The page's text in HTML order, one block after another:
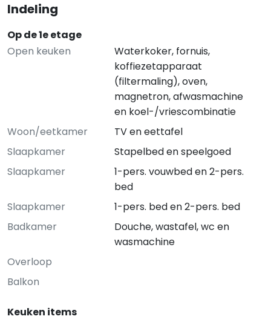
Indeling
Op de 1e etage
Open keuken
Waterkoker, fornuis,
koffiezetapparaat
(filtermaling), oven,
magnetron, afwasmachine
en koel-/vriescombinatie
Woon/eetkamer
TV en eettafel
Slaapkamer
Stapelbed en speelgoed
Slaapkamer
1-pers. vouwbed en 2-pers.
bed
Slaapkamer
1-pers. bed en 2-pers. bed
Badkamer
Douche, wastafel, wc en
wasmachine
Overloop
Balkon
Keuken items